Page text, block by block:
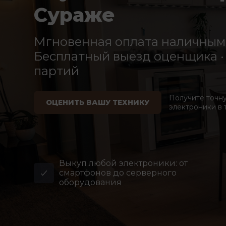
Сураже
Мгновенная оплата
Бесплатный выезд оценщика
партий
ОЦЕНИТЬ ВАШУ ТЕХНИКУ
Получите
электроники в
Выкуп любой электроники: от
смартфонов до серверного
оборудования